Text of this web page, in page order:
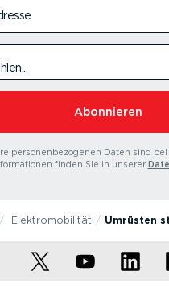
Abonnieren
personenbezogenen Daten sind bei
finden Sie in unserer
Elektromobilität Umrüsten